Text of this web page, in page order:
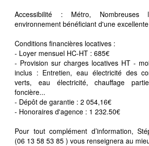
Accessibilité : Métro,
environnement bénéficiant d'une
Conditions financières locatives :
- Loyer mensuel HC-HT : 685€
- Provision sur charges locatives HT -
inclus : Entretien, eau électricité des
verts, eau électricité, chauffage
foncière...
- Dépôt de garantie : 2 054,16€
- Honoraires d'agence : 1 232.50€
Pour tout complément d’information,
(06 13 58 53 85 ) vous renseignera au